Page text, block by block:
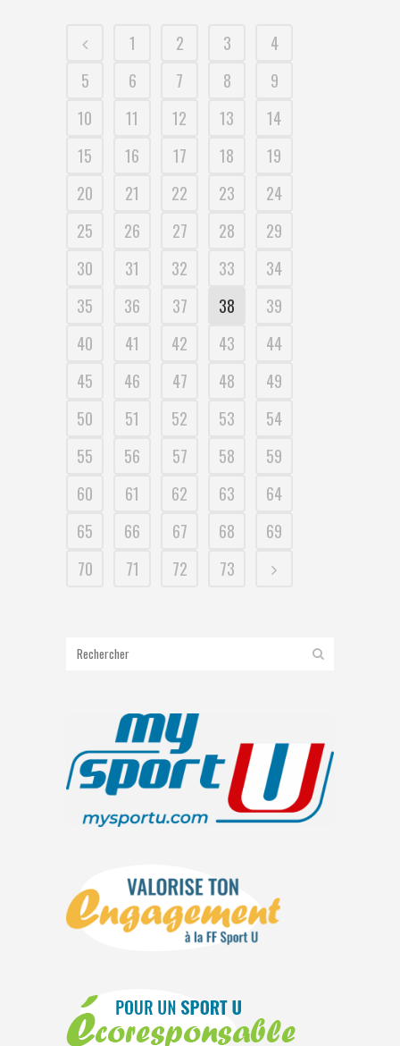
1 2 3
4
5
6 7 8
9
10
11 12 13
14
15
16 17 18
19
20
21 22 23
24
25
26 27 28
29
30
31 32 33
34
35
36 37 38
39
40
41 42 43
44
45
46 47 48
49
50
51 52 53
54
55
56 57 58
59
60
61 62 63
64
65
66 67 68
69
70
71 72 73